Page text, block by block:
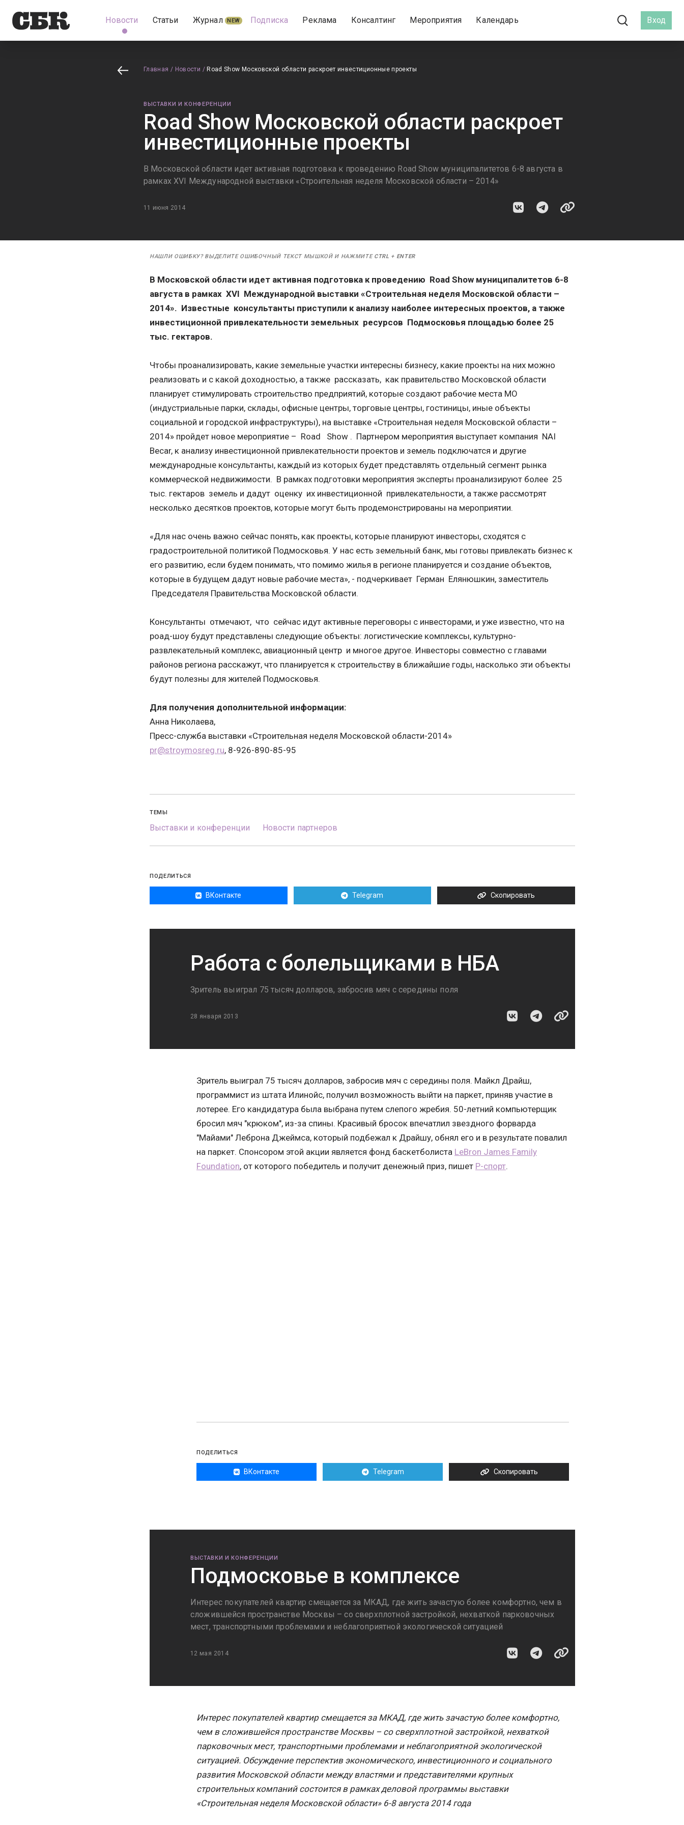
Новости Статьи Журнал NEW Подписка Реклама Консалтинг Мероприятия Календарь Вход
Главная / Новости / Road Show Московской области раскроет инвестиционные проекты
ВЫСТАВКИ И КОНФЕРЕНЦИИ
Road Show Московской области раскроет
инвестиционные проекты
В Московской области идет активная подготовка к проведению Road Show муниципалитетов 6-8 августа в
рамках XVI Международной выставки «Строительная неделя Московской области – 2014»
11 июня 2014
НАШЛИ ОШИБКУ? ВЫДЕЛИТЕ ОШИБОЧНЫЙ ТЕКСТ МЫШКОЙ И НАЖМИТЕ CTRL + ENTER
В Московской области идет активная подготовка к проведению Road Show муниципалитетов 6-8
августа в рамках XVI Международной выставки «Строительная неделя Московской области –
2014». Известные консультанты приступили к анализу наиболее интересных проектов, а также
инвестиционной привлекательности земельных ресурсов Подмосковья площадью более 25
тыс. гектаров.
Чтобы проанализировать, какие земельные участки интересны бизнесу, какие проекты на них можно
реализовать и с какой доходностью, а также рассказать, как правительство Московской области
планирует стимулировать строительство предприятий, которые создают рабочие места МО
(индустриальные парки, склады, офисные центры, торговые центры, гостиницы, иные объекты
социальной и городской инфраструктуры), на выставке «Строительная неделя Московской области –
2014» пройдет новое мероприятие – Road Show . Партнером мероприятия выступает компания NAI
Becar, к анализу инвестиционной привлекательности проектов и земель подключатся и другие
международные консультанты, каждый из которых будет представлять отдельный сегмент рынка
коммерческой недвижимости. В рамках подготовки мероприятия эксперты проанализируют более 25
тыс. гектаров земель и дадут оценку их инвестиционной привлекательности, а также рассмотрят
несколько десятков проектов, которые могут быть продемонстрированы на мероприятии.
«Для нас очень важно сейчас понять, как проекты, которые планируют инвесторы, сходятся с
градостроительной политикой Подмосковья. У нас есть земельный банк, мы готовы привлекать бизнес к
его развитию, если будем понимать, что помимо жилья в регионе планируется и создание объектов,
которые в будущем дадут новые рабочие места», - подчеркивает Герман Елянюшкин, заместитель
Председателя Правительства Московской области.
Консультанты отмечают, что сейчас идут активные переговоры с инвесторами, и уже известно, что на
роад-шоу будут представлены следующие объекты: логистические комплексы, культурно-
развлекательный комплекс, авиационный центр и многое другое. Инвесторы совместно с главами
районов региона расскажут, что планируется к строительству в ближайшие годы, насколько эти объекты
будут полезны для жителей Подмосковья.
Для получения дополнительной информации:
Анна Николаева,
Пресс-служба выставки «Строительная неделя Московской области-2014»
pr@stroymosreg.ru, 8-926-890-85-95
ТЕМЫ
Выставки и конференции Новости партнеров
ПОДЕЛИТЬСЯ
ВКонтакте Telegram Скопировать
Работа с болельщиками в НБА
Зритель выиграл 75 тысяч долларов, забросив мяч с середины поля
28 января 2013
Зритель выиграл 75 тысяч долларов, забросив мяч с середины поля. Майкл Драйш,
программист из штата Илинойс, получил возможность выйти на паркет, приняв участие в
лотерее. Его кандидатура была выбрана путем слепого жребия. 50-летний компьютерщик
бросил мяч "крюком", из-за спины. Красивый бросок впечатлил звездного форварда
"Майами" Леброна Джеймса, который подбежал к Драйшу, обнял его и в результате повалил
на паркет. Спонсором этой акции является фонд баскетболиста LeBron James Family
Foundation, от которого победитель и получит денежный приз, пишет Р-спорт.
ПОДЕЛИТЬСЯ
ВКонтакте Telegram Скопировать
ВЫСТАВКИ И КОНФЕРЕНЦИИ
Подмосковье в комплексе
Интерес покупателей квартир смещается за МКАД, где жить зачастую более комфортно, чем в
сложившейся пространстве Москвы – со сверхплотной застройкой, нехваткой парковочных
мест, транспортными проблемами и неблагоприятной экологической ситуацией
12 мая 2014
Интерес покупателей квартир смещается за МКАД, где жить зачастую более комфортно,
чем в сложившейся пространстве Москвы – со сверхплотной застройкой, нехваткой
парковочных мест, транспортными проблемами и неблагоприятной экологической
ситуацией. Обсуждение перспектив экономического, инвестиционного и социального
развития Московской области между властями и представителями крупных
строительных компаний состоится в рамках деловой программы выставки
«Строительная неделя Московской области» 6-8 августа 2014 года